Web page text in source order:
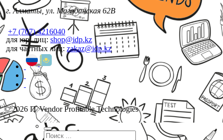
г. Алматы, ул. Магаданская 62В
+7 (707) 4216040
для юр. лиц: shop@idp.kz
для частных лиц: zakaz@idp.kz
© 2026 IT Vendor Profitable Technologies